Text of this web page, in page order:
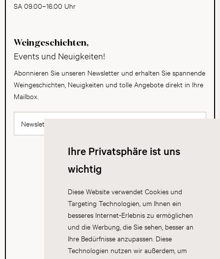
Ihre Privatsphäre ist uns
wichtig
Diese Website verwendet Cookies und
Targeting Technologien, um Ihnen ein
besseres Internet-Erlebnis zu ermöglichen
und die Werbung, die Sie sehen, besser an
Ihre Bedürfnisse anzupassen. Diese
Technologien nutzen wir außerdem, um
SA 09.00–16.00 Uhr
Weingeschichten,
Events und Neuigkeiten!
Abonnieren Sie unseren Newsletter und erhalten Sie spannende
Weingeschichten, Neuigkeiten und tolle Angebote direkt in Ihre
Mailbox.
Newsletter abonnieren